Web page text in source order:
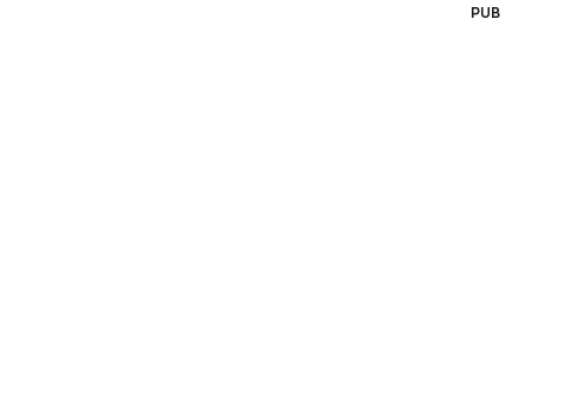
PUB